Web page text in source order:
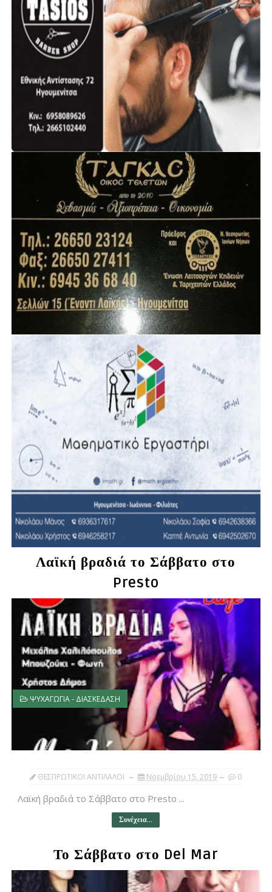
Λαϊκή βραδιά το Σάββατο στο
Presto
ΨΥΧΑΓΩΓΙΑ - ΔΙΑΣΚΕΔΑΣΗ
ΘΕΣΠΡΩΤΙΚΟΙ ΑΝΤΙΛΑΛΟΙ Νοεμβρίου 15, 2019 0
Λαϊκή βραδιά το Σάββατο στο Presto ...
Συνέχεια...
Το Σάββατο στο Del Mar